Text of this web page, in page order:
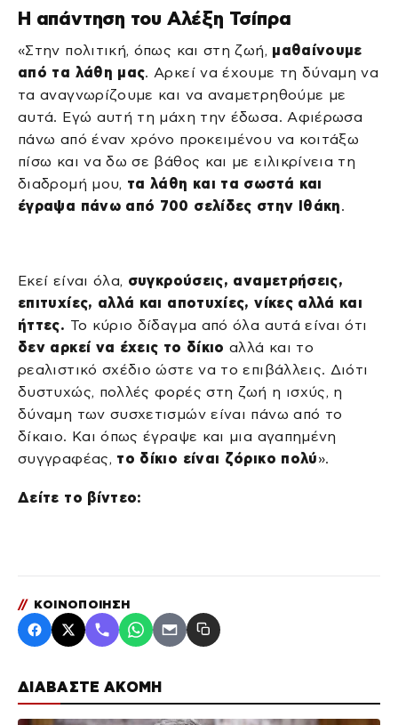
ΔΙΑΒΑΣΤΕ ΑΚΟΜΗ
Η απάντηση του Αλέξη Τσίπρα
«Στην πολιτική, όπως και στη ζωή, μαθαίνουμε
από τα λάθη μας. Αρκεί να έχουμε τη δύναμη να
τα αναγνωρίζουμε και να αναμετρηθούμε με
αυτά. Εγώ αυτή τη μάχη την έδωσα. Αφιέρωσα
πάνω από έναν χρόνο προκειμένου να κοιτάξω
πίσω και να δω σε βάθος και με ειλικρίνεια τη
διαδρομή μου, τα λάθη και τα σωστά και
έγραψα πάνω από 700 σελίδες στην Ιθάκη.
Εκεί είναι όλα, συγκρούσεις, αναμετρήσεις,
επιτυχίες, αλλά και αποτυχίες, νίκες αλλά και
ήττες. Το κύριο δίδαγμα από όλα αυτά είναι ότι
δεν αρκεί να έχεις το δίκιο αλλά και το
ρεαλιστικό σχέδιο ώστε να το επιβάλλεις. Διότι
δυστυχώς, πολλές φορές στη ζωή η ισχύς, η
δύναμη των συσχετισμών είναι πάνω από το
δίκαιο. Και όπως έγραψε και μια αγαπημένη
συγγραφέας, το δίκιο είναι ζόρικο πολύ».
Δείτε το βίντεο:
// ΚΟΙΝΟΠΟΙΗΣΗ